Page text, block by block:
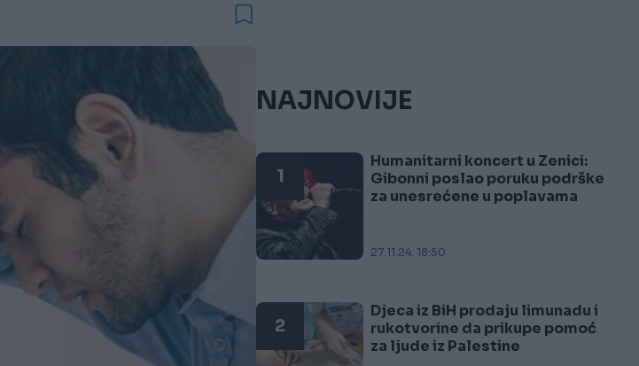
NAJNOVIJE
1
Humanitarni koncert u Zenici:
Gibonni poslao poruku podrške
za unesrećene u poplavama
27.11.24. 18:50
2
Djeca iz BiH prodaju limunadu i
rukotvorine da prikupe pomoć
za ljude iz Palestine